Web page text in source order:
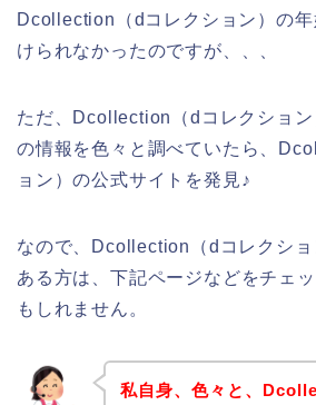
Dcollection（dコレクション）の
けられなかったのですが、、、
ただ、Dcollection（dコレクショ
の情報を色々と調べていたら、
ョン）の公式サイトを発見♪
なので、Dcollection（dコレクシ
ある方は、下記ページなどをチェ
もしれません。
私自身、色々と、